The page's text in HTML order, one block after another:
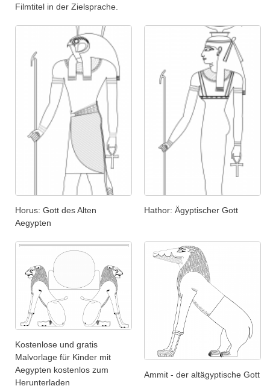
Filmtitel in der Zielsprache.
Horus: Gott des Alten
Aegypten
Hathor: Ägyptischer Gott
Kostenlose und gratis
Malvorlage für Kinder mit
Aegypten kostenlos zum
Herunterladen
Ammit - der altägyptische Gott